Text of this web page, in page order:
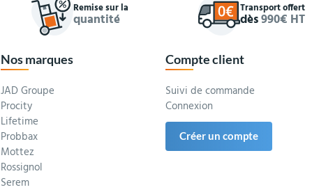
Remise sur la
quantité
Transport offert
dès990€ HT
Nos marques
JAD Groupe
Procity
Lifetime
Probbax
Mottez
Rossignol
Serem
Compte client
Suivi de commande
Connexion
Créer un compte